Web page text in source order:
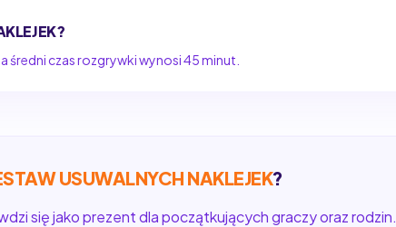
średni czas rozgrywki wynosi 45 minut.
USUWALNYCH NAKLEJEK?
się jako prezent dla początkujących graczy oraz rodzin.